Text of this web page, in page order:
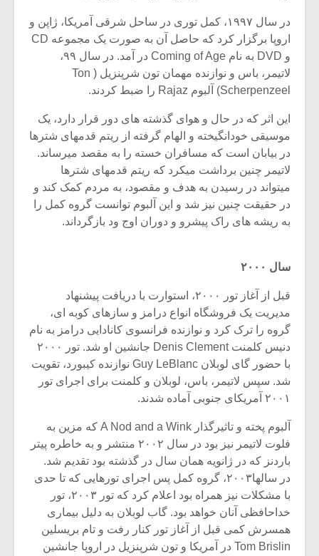
در سال ۱۹۹۷، کمل توری در ساحل شرقی آمریکا، ژاپن و
اروپا برگزار کرد که حاصل آن به صورت یک مجموعه CD
و DVD به نام Coming of Age در آمد. در سال ۹۹،
لاتیمر، باس و نوازنده مهمان تون شرپنزیل ( Ton
Scherpenzeel) آلبوم Rajaz را ضبط کردند.
این اثر که در حال و هوای گذشته های دور قرار دارد، یک
موسیقی خودانگیخته و الهام گرفته از ریتم قدمهای شترها
در بیابان است که مسافران خسته را به مقصد میرساند.
لاتیمر چنین برداشت میکرد که ریتم قدمهای شترها
میتواند در رسیدن به هدف و مقصود، به مردم کمک کند و
در حقیقت چنین نیز شد و این آلبوم توانست گروه کمل را
به ریشه های راک پیشرو و دوران اوج ود بازگرداند.
سال ۲۰۰۰
قبل از آغاز تور ۲۰۰۰، استوارت با دریافت پیشنهاد
مدیریت یک فروشگاه انواع درامز و سازهای کوبه ای،
گروه را ترک کرد و نوازنده فرانسوی کانادایی درامز به نام
دنیس کلمنت Denis Clement جانشین او شد. تور ۲۰۰۰
با حضور گای لوبلان Guy LeBlanc نوازنده کیبورد، تقویت
شد. سپس لاتیمر، باس، لوبلان و کلمنت برای اجرای تور
۲۰۰۱ آمریکای جنوبی آماده شدند.
آلبوم پخته و تاثیرگذار A Nod and a Wink که مزین به
فلوت لاتیمر نیز بود در سال ۲۰۰۲ منتشر و به خاطره پیتر
باردنز که در ژانویه همان سال در گذشته بود تقدیم شد.
در سالها۲۰۰۳، گروه کمل پس اجرای تورهایی که تا حدی
با مشکلات نیز همراه بود اعلام کرد که تور ۲۰۰۳، تور
خداحافظی آنان خواهد بود. گاب لوبلان به دلیل بیماری
همسرش کمی قبل از آغاز تور کنار رفت و تام بریسلین
Tom Brislin در آمریکا و تون شرپنزیل در اروپا جانشین
میکلوش روژا
یادداشتی بر موسیقی
متن فیلم «متری
شیش و نیم»
موسیقی
موسیقی
برگزار